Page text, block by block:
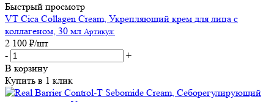
Быстрый просмотр
VT Cica Collagen Cream, Укрепляющий крем для лица с
коллагеном, 30 мл Артикул:
2 100 ₽/шт
-
+
В корзину
Купить в 1 клик